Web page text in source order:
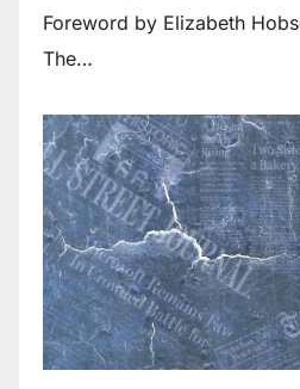
Foreword by Elizabeth
The…